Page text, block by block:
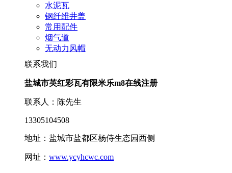
水泥瓦
钢纤维井盖
常用配件
烟气道
无动力风帽
联系我们
盐城市英红彩瓦有限米乐m8在线注册
联系人：陈先生
13305104508
地址：盐城市盐都区杨侍生态园西侧
网址： www.ycyhcwc.com